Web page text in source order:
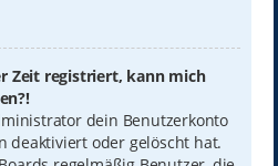
Zeit registriert, kann mich
dein Benutzerkonto
deaktiviert oder gelöscht hat.